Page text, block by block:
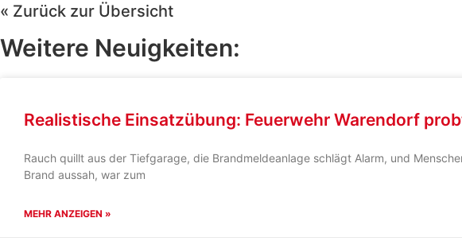
« Zurück zur Übersicht
Weitere Neuigkeiten:
Realistische Einsatzübung: Feuerwehr Warendorf
Rauch quillt aus der Tiefgarage, die Brandmeldeanlage schlägt Alarm, und
Brand aussah, war zum
MEHR ANZEIGEN »